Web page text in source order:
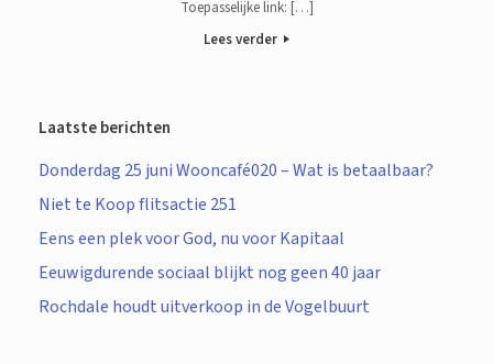
Toepasselijke link: […]
Lees verder
Laatste berichten
Donderdag 25 juni Wooncafé020 – Wat is betaalbaar?
Niet te Koop flitsactie 251
Eens een plek voor God, nu voor Kapitaal
Eeuwigdurende sociaal blijkt nog geen 40 jaar
Rochdale houdt uitverkoop in de Vogelbuurt